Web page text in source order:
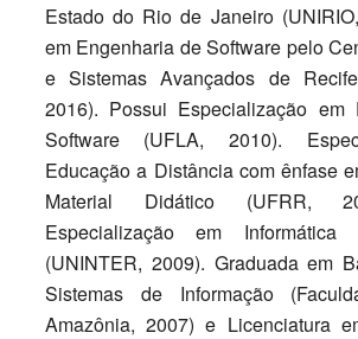
Estado do Rio de Janeiro
em Engenharia de Software pelo
e Sistemas Avançados de
2016). Possui Especialização em
Software (UFLA, 2010).
Educação a Distância com ênfase
Material Didático (UFRR,
Especialização em Informática
(UNINTER, 2009). Graduada em
Sistemas de Informação
Amazônia, 2007) e Licenciatura